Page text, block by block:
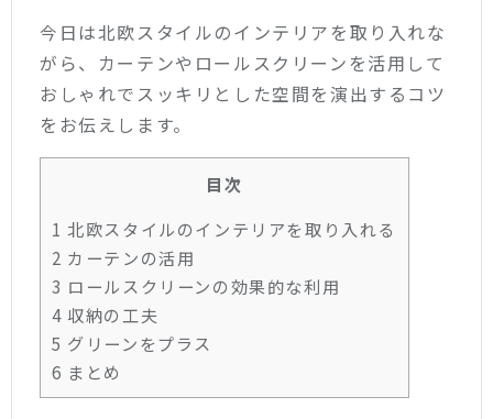
今日は北欧スタイルのインテリアを取り入れな
がら、カーテンやロールスクリーンを活用して
おしゃれでスッキリとした空間を演出するコツ
をお伝えします。
目次
1 北欧スタイルのインテリアを取り入れる
2 カーテンの活用
3 ロールスクリーンの効果的な利用
4 収納の工夫
5 グリーンをプラス
6 まとめ